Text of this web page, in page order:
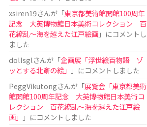
xsiren19さんが「東京都美術館開館100周年
記念 大英博物館日本美術コレクション 百
花繚乱～海を越えた江戸絵画」にコメントし
ました
dollsglさんが「企画展「浮世絵百物語 ゾ
ッとする北斎の絵」
」にコメントしました
PeggVikutongさんが「展覧会「東京都美術
館開館100周年記念 大英博物館日本美術コ
レクション 百花繚乱〜海を越えた江戸絵
画」
」にコメントしました